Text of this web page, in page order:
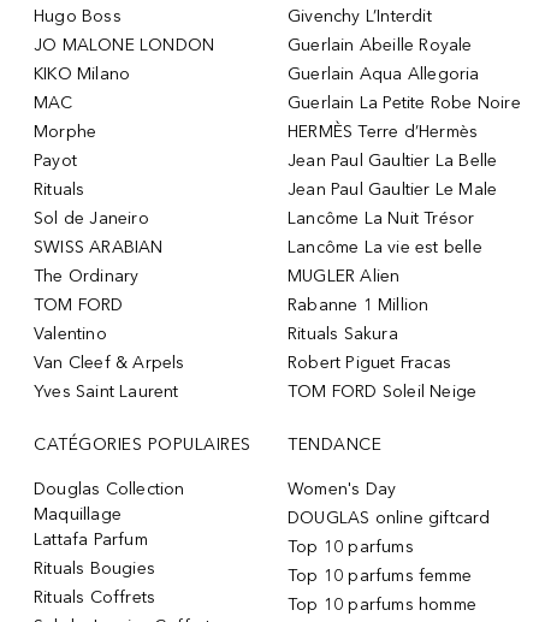
Hugo Boss
JO MALONE LONDON
KIKO Milano
MAC
Morphe
Payot
Rituals
Sol de Janeiro
SWISS ARABIAN
The Ordinary
TOM FORD
Valentino
Van Cleef & Arpels
Yves Saint Laurent
Givenchy L’Interdit
Guerlain Abeille Royale
Guerlain Aqua Allegoria
Guerlain La Petite Robe Noire
HERMÈS Terre d’Hermès
Jean Paul Gaultier La Belle
Jean Paul Gaultier Le Male
Lancôme La Nuit Trésor
Lancôme La vie est belle
MUGLER Alien
Rabanne 1 Million
Rituals Sakura
Robert Piguet Fracas
TOM FORD Soleil Neige
CATÉGORIES POPULAIRES
Douglas Collection
Maquillage
Lattafa Parfum
Rituals Bougies
Rituals Coffrets
TENDANCE
Women's Day
DOUGLAS online giftcard
Top 10 parfums
Top 10 parfums femme
Top 10 parfums homme